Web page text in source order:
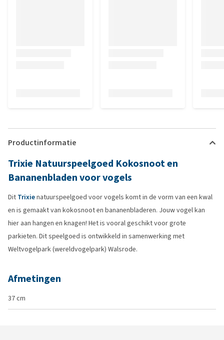
Productinformatie
Trixie Natuurspeelgoed Kokosnoot en
Bananenbladen voor vogels
Dit Trixienatuurspeelgoed voor vogels komt in de vorm van een kwal
en is gemaakt van kokosnoot en bananenbladeren. Jouw vogel kan
hier aan hangen en knagen! Het is vooral geschikt voor grote
parkieten. Dit speelgoed is ontwikkeld in samenwerking met
Weltvogelpark (wereldvogelpark) Walsrode.
Afmetingen
37 cm